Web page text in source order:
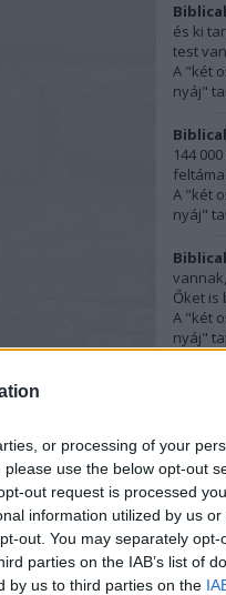
or processing of your
use the below opt-out
out request is processed
information utilized by us or
out. You may separately opt-
parties on the IAB’s list of
by us to third parties on the
és ki
test
A "két
nyáj"
144
A "két
nyáj"
Őket is
A "két
nyáj"
16:57)
Ferenc